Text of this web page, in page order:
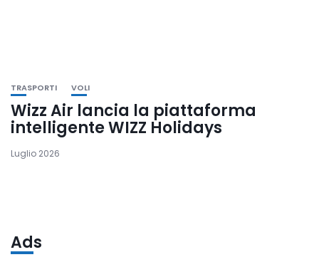
TRASPORTI VOLI
Wizz Air lancia la piattaforma
intelligente WIZZ Holidays
Luglio 2026
Ads